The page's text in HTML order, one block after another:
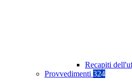
Recapiti
Provvedimenti 324